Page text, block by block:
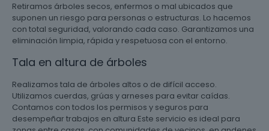
Retiramos árboles secos, enfermos o mal ubicados que
suponen un riesgo para personas o estructuras. Lo hacemos
con total seguridad, valorando cada caso. Garantizamos una
eliminación limpia, rápida y respetuosa con el entorno.
Tala en altura de árboles
Realizamos tala de árboles altos o de difícil acceso.
Utilizamos cuerdas, grúas y arneses para evitar caídas.
Contamos con todos los permisos y seguros para
desempeñar trabajos en altura Este servicio es ideal para